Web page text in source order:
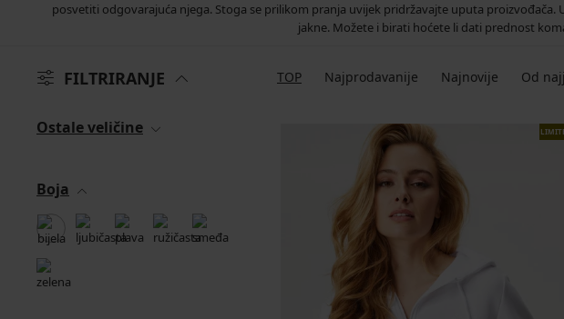
posvetiti odgovarajuća njega. Stoga se prilikom pranja uvijek pridržavajte uputa
jakne. Možete i birati hoćete li dati prednost
FILTRIRANJE TOP Najprodavanije Najnovije Od
Ostale veličine
Boja